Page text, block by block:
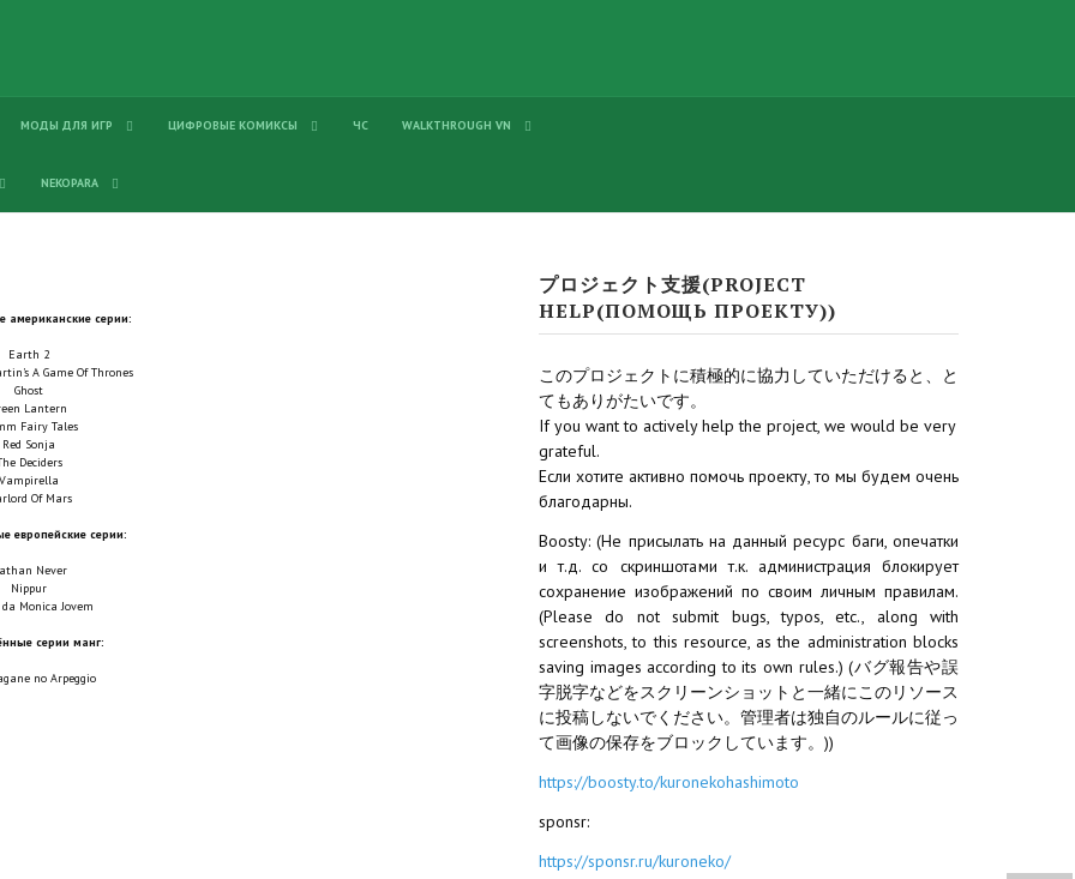
МОДЫ ДЛЯ ИГР ЦИФРОВЫЕ КОМИКСЫ ЧС WALKTHROUGH VN
NEKOPARA
американские серии:
Earth 2
A Game Of Thrones
Ghost
Lantern
Fairy Tales
Red Sonja
Deciders
Vampirella
Of Mars
европейские серии:
Never
Nippur
Monica Jovem
серии манг:
no Arpeggio
プロジェクト支援(PROJECT
HELP(ПОМОЩЬ ПРОЕКТУ))
このプロジェクトに積極的に協力していただけると、と
てもありがたいです。
If you want to actively help the project, we would be very
grateful.
Если хотите активно помочь проекту, то мы будем очень
благодарны.
Boosty: (Не присылать на данный ресурс баги, опечатки
и т.д. со скриншотами т.к. администрация блокирует
сохранение изображений по своим личным правилам.
(Please do not submit bugs, typos, etc., along with
screenshots, to this resource, as the administration blocks
saving images according to its own rules.) (バグ報告や誤
字脱字などをスクリーンショットと一緒にこのリソース
に投稿しないでください。管理者は独自のルールに従っ
て画像の保存をブロックしています。))
https://boosty.to/kuronekohashimoto
sponsr:
https://sponsr.ru/kuroneko/